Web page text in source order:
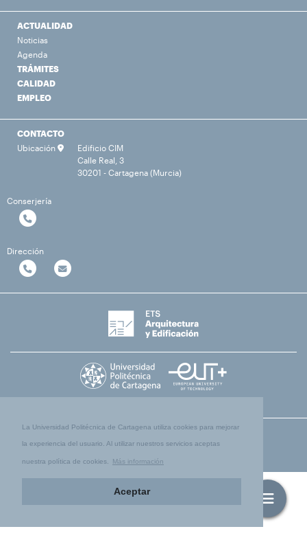
La Universidad Politécnica de Cartagena utiliza cookies para mejorar
la experiencia del usuario. Al utilizar nuestros servicios aceptas
nuestra política de cookies. Más información
Aceptar
ACTUALIDAD
Noticias
Agenda
TRÁMITES
CALIDAD
EMPLEO
CONTACTO
Ubicación
Edificio CIM
Calle Real, 3
30201 - Cartagena (Murcia)
Conserjería
Dirección